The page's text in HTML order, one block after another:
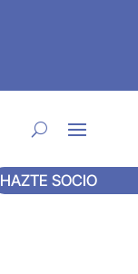
HAZTE SOCIO